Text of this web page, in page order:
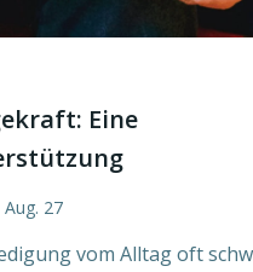
Eine
Aug. 27
vom Alltag oft